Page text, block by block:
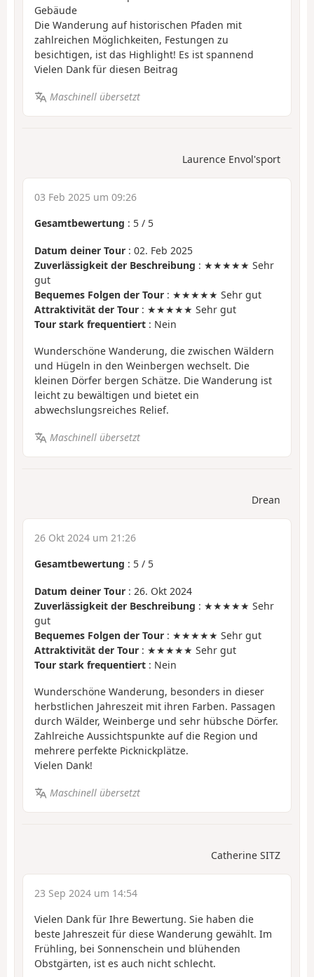
Gebäude
Die Wanderung auf historischen Pfaden mit
zahlreichen Möglichkeiten, Festungen zu
besichtigen, ist das Highlight! Es ist spannend
Vielen Dank für diesen Beitrag
Maschinell übersetzt
Laurence Envol'sport
03 Feb 2025 um 09:26
Gesamtbewertung : 5 / 5
Datum deiner Tour : 02. Feb 2025
Zuverlässigkeit der Beschreibung : ★★★★★ Sehr
gut
Bequemes Folgen der Tour : ★★★★★ Sehr gut
Attraktivität der Tour : ★★★★★ Sehr gut
Tour stark frequentiert : Nein
Wunderschöne Wanderung, die zwischen Wäldern
und Hügeln in den Weinbergen wechselt. Die
kleinen Dörfer bergen Schätze. Die Wanderung ist
leicht zu bewältigen und bietet ein
abwechslungsreiches Relief.
Maschinell übersetzt
Drean
26 Okt 2024 um 21:26
Gesamtbewertung : 5 / 5
Datum deiner Tour : 26. Okt 2024
Zuverlässigkeit der Beschreibung : ★★★★★ Sehr
gut
Bequemes Folgen der Tour : ★★★★★ Sehr gut
Attraktivität der Tour : ★★★★★ Sehr gut
Tour stark frequentiert : Nein
Wunderschöne Wanderung, besonders in dieser
herbstlichen Jahreszeit mit ihren Farben. Passagen
durch Wälder, Weinberge und sehr hübsche Dörfer.
Zahlreiche Aussichtspunkte auf die Region und
mehrere perfekte Picknickplätze.
Vielen Dank!
Maschinell übersetzt
Catherine SITZ
23 Sep 2024 um 14:54
Vielen Dank für Ihre Bewertung. Sie haben die
beste Jahreszeit für diese Wanderung gewählt. Im
Frühling, bei Sonnenschein und blühenden
Obstgärten, ist es auch nicht schlecht.